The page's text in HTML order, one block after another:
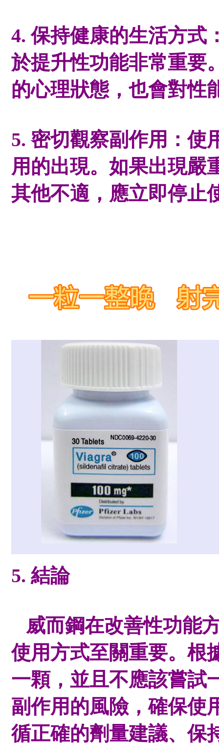
4. 保持健康的生活方式
於提升性功能非常重要
的心理狀態，也會對性
5. 密切觀察副作用：使
用的出現。如果出現嚴
其他不適，應立即停止
5. 結論
威而鋼在改善性功能
使用方式至關重要。根
一顆，並且不應該嘗試
副作用的風險，確保使
循正確的劑量建議、保